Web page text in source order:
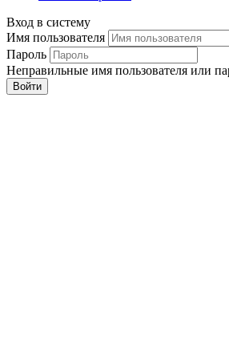
Вход в систему
Имя пользователя
Пароль
Неправильные имя пользователя или
Войти